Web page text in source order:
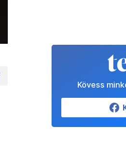
Kövess